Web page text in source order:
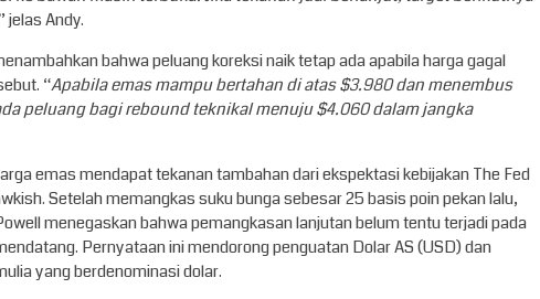
jelas Andy.
bahwa peluang koreksi naik tetap ada apabila harga gagal
“Apabila emas mampu bertahan di atas $3.980 dan menembus
peluang bagi rebound teknikal menuju $4.060 dalam jangka
emas mendapat tekanan tambahan dari ekspektasi kebijakan The Fed
Setelah memangkas suku bunga sebesar 25 basis poin pekan lalu,
menegaskan bahwa pemangkasan lanjutan belum tentu terjadi pada
Pernyataan ini mendorong penguatan Dolar AS (USD) dan
yang berdenominasi dolar.